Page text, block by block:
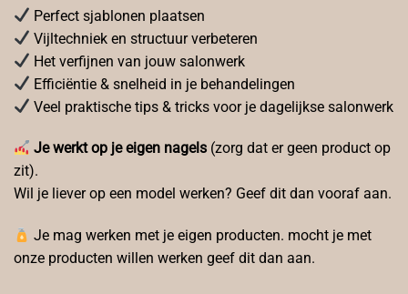
Perfect sjablonen plaatsen
Vijltechniek en structuur verbeteren
Het verfijnen van jouw salonwerk
Efficiëntie & snelheid in je behandelingen
Veel praktische tips & tricks voor je dagelijkse salonwerk
Je werkt op je eigen nagels (zorg dat er geen product op
zit).
Wil je liever op een model werken? Geef dit dan vooraf aan.
Je mag werken met je eigen producten. mocht je met
onze producten willen werken geef dit dan aan.